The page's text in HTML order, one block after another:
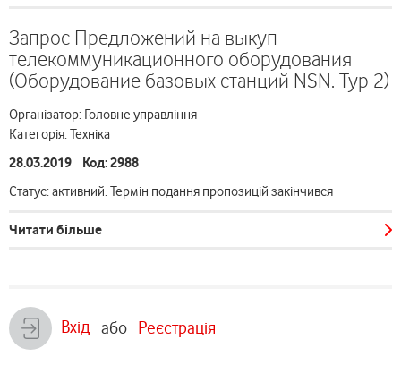
Запрос Предложений на выкуп
телекоммуникационного оборудования
(Оборудование базовых станций NSN. Тур 2)
Організатор: Головне управління
Категорія: Техніка
28.03.2019 Код: 2988
Статус: активний. Термін подання пропозицій закінчився
Читати більше
Вхід або Реєстрація